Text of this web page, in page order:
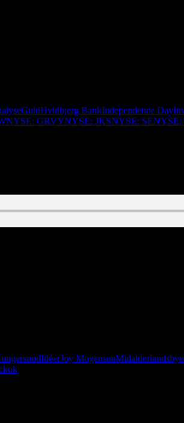
GuldHvidbjerg BankIndependence Day
NYSE: GRVYNYSE: JKSNYSE: SENYSE:
IdéerJoy Mogensen